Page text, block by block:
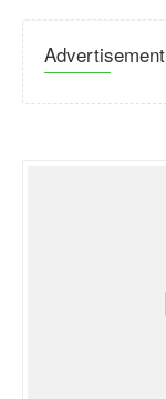
Advertisement